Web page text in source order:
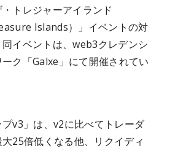
トレジャーアイランド
Islands）」イベントの対
イベントは、web3クレデンシ
ク「Galxe」にて開催されてい
プv3」は、v2に比べてトレーダ
25倍低くなる他、リクイディ